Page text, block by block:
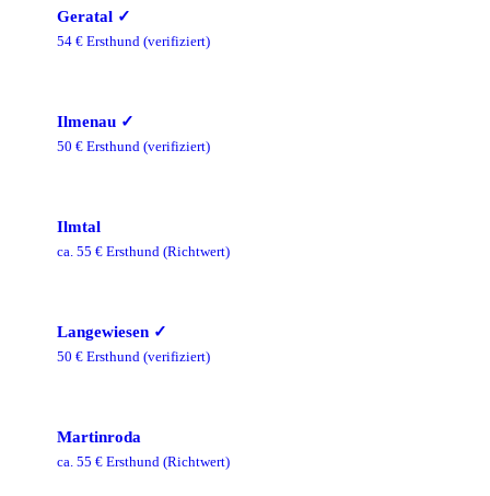
Geratal ✓
54 € Ersthund (verifiziert)
Ilmenau ✓
50 € Ersthund (verifiziert)
Ilmtal
ca. 55 € Ersthund (Richtwert)
Langewiesen ✓
50 € Ersthund (verifiziert)
Martinroda
ca. 55 € Ersthund (Richtwert)